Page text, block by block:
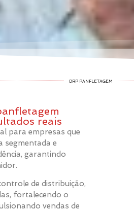
DRP PANFLETAGEM
reais
para empresas que
segmentada e
garantindo
de distribuição,
fortalecendo o
vendas de